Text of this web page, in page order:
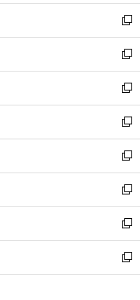
ウ
で
開
く
ン
ド
ウ
で
開
く
ウ
ィ
ン
ド
ウ
で
開
く
し
い
ウ
ィ
ン
ド
ウ
で
開
く
新
し
い
ウ
ィ
ン
ド
ウ
で
開
く
新
し
い
ウ
ィ
ン
ド
ウ
で
開
く
新
し
い
ウ
ィ
ン
ド
ウ
で
開
く
新
し
い
ウ
ィ
ン
ド
ウ
で
開
新
し
い
ウ
ィ
ン
ド
ウ
新
し
い
ウ
ィ
ン
新
し
い
ウ
新
し